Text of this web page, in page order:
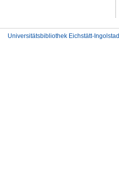
Universitätsbibliothek Eichstätt-